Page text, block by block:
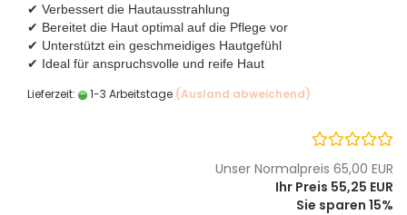
✔ Verbessert die Hautausstrahlung
✔ Bereitet die Haut optimal auf die Pflege vor
✔ Unterstützt ein geschmeidiges Hautgefühl
✔ Ideal für anspruchsvolle und reife Haut
Lieferzeit: 1-3 Arbeitstage (Ausland abweichend)
Unser Normalpreis 65,00 EUR
Ihr Preis 55,25 EUR
Sie sparen 15%